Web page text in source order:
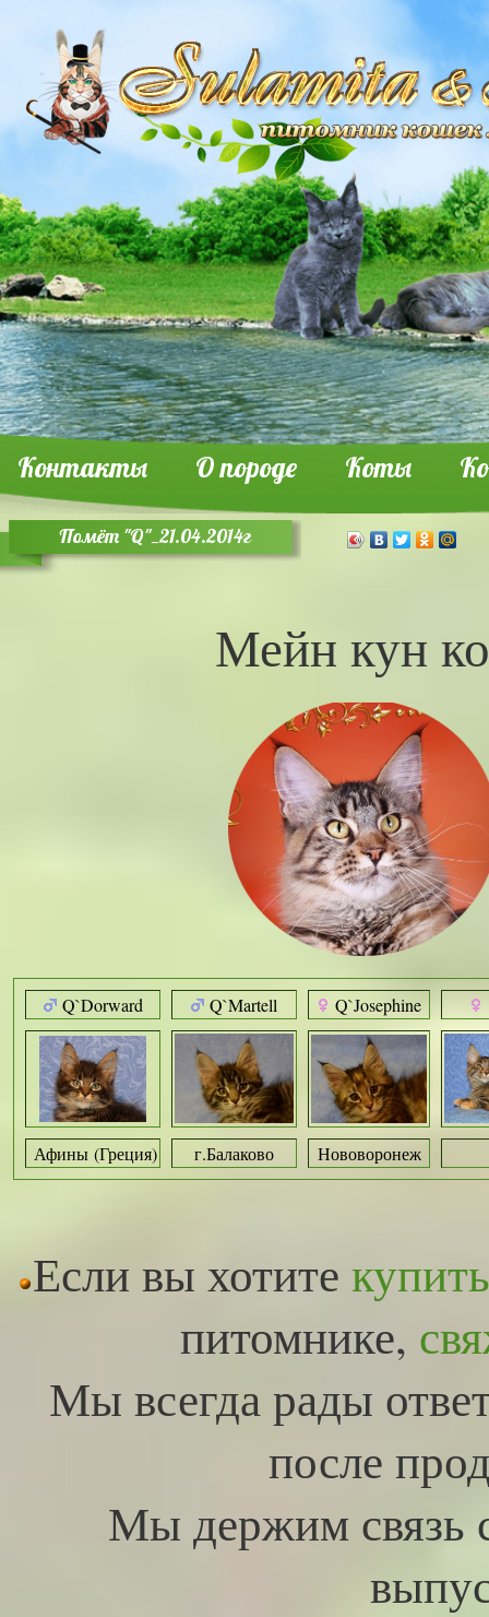
Контакты О породе Коты
Помёт "Q"_21.04.2014г
Мейн кун
Q`Dorward Q`Martell Q`Josephine
Афины (Греция) г.Балаково Нововоронеж
Если вы хотите
питомнике,
Мы всегда рады
после
Мы держим связь